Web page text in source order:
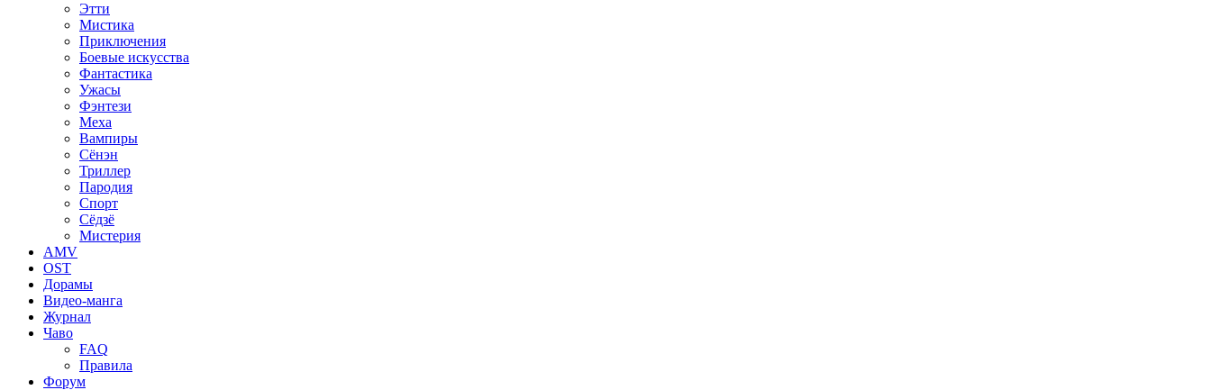
Этти
Мистика
Приключения
Боевые искусства
Фантастика
Ужасы
Фэнтези
Меха
Вампиры
Сёнэн
Триллер
Пародия
Спорт
Сёдзё
Мистерия
AMV
OST
Дорамы
Видео-манга
Журнал
Чаво
FAQ
Правила
Форум